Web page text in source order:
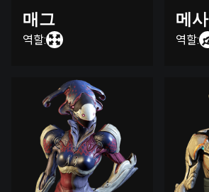
매그
역할:
메사
역할: